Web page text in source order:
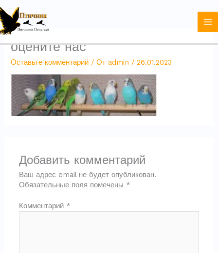
к
содержимому
оцените нас
Оставьте комментарий / От admin /26.01.2023
Добавить комментарий
Ваш адрес email не будет опубликован.
Обязательные поля помечены *
Комментарий *